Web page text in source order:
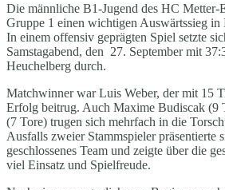
Die männliche B1-Jugend des HC Metter-
Gruppe 1 einen wichtigen Auswärtssieg in
In einem offensiv geprägten Spiel setzte
Samstagabend, den 27. September mit
Heuchelberg durch.
Matchwinner war Luis Weber, der mit 15
Erfolg beitrug. Auch Maxime Budiscak (9
(7 Tore) trugen sich mehrfach in die
Ausfalls zweier Stammspieler präsentierte
geschlossenes Team und zeigte über die
viel Einsatz und Spielfreude.